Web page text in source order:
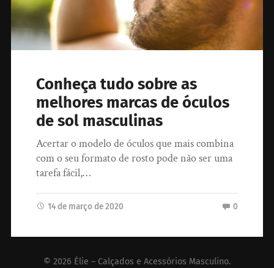
Conheça tudo sobre as
melhores marcas de óculos
de sol masculinas
Acertar o modelo de óculos que mais combina
com o seu formato de rosto pode não ser uma
tarefa fácil,…
14 de março de 2020 0
© 2026 Élie – Calçados e Acessórios Masculino.